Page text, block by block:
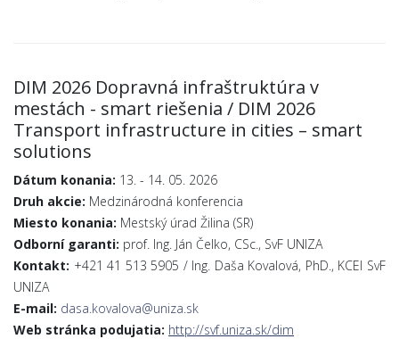
DIM 2026 Dopravná infraštruktúra v
mestách - smart riešenia / DIM 2026
Transport infrastructure in cities – smart
solutions
Dátum konania: 13. - 14. 05. 2026
Druh akcie: Medzinárodná konferencia
Miesto konania: Mestský úrad Žilina (SR)
Odborní garanti: prof. Ing. Ján Čelko, CSc., SvF UNIZA
Kontakt: +421 41 513 5905 / Ing. Daša Kovalová, PhD., KCEI SvF
UNIZA
E-mail: dasa.kovalova@uniza.sk
Web stránka podujatia: http://svf.uniza.sk/dim